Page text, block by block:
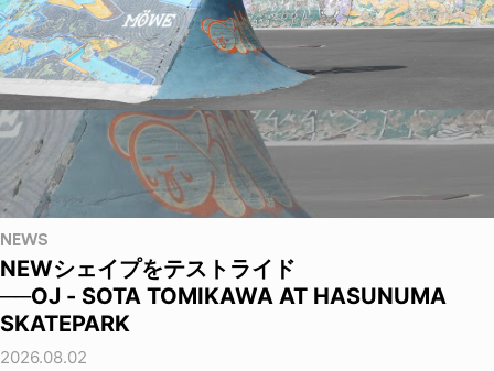
NEWS
NEWシェイプをテストライド
──OJ - SOTA TOMIKAWA AT HASUNUMA
SKATEPARK
2026.08.02